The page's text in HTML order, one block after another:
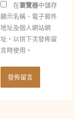
在瀏覽器中儲存
顯示名稱、電子郵件
地址及個人網站網
址，以供下次發佈留
言時使用。